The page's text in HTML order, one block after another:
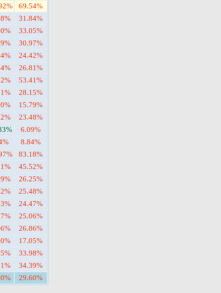
69.54%
31.84%
33.05%
30.97%
24.42%
26.81%
53.41%
28.15%
15.79%
23.48%
6.09%
8.84%
83.18%
45.52%
26.25%
25.48%
24.47%
25.06%
26.86%
17.05%
33.98%
34.39%
29.60%